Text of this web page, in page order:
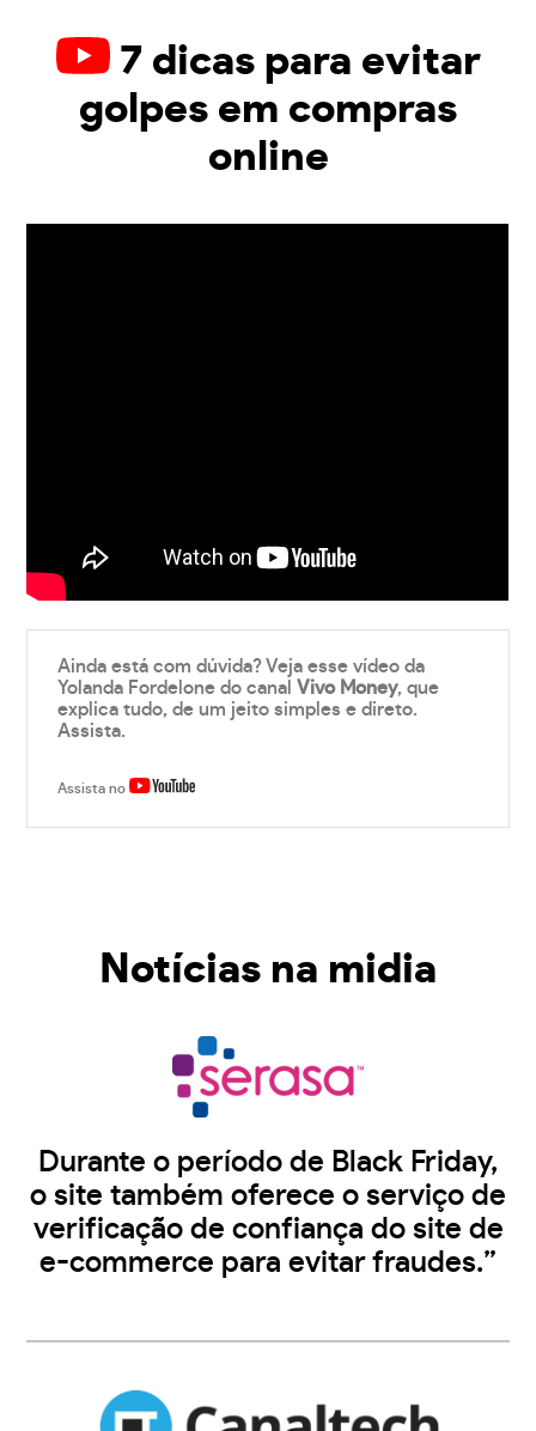
7 dicas para evitar
golpes em compras
online
Ainda está com dúvida? Veja esse vídeo da
Yolanda Fordelone do canalVivo Money, que
explica tudo, de um jeito simples e direto.
Assista.
Assista no
Notícias na midia
Durante o período de Black Friday,
o site também oferece o serviço de
verificação de confiança do site de
e-commerce para evitar fraudes.”